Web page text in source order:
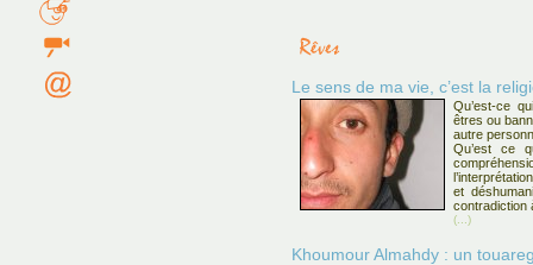
Le sens de ma vie, c’est la
Qu’est-ce
êtres ou
autre
Qu’est ce
et
contradiction
(...)
Khoumour Almahdy : un